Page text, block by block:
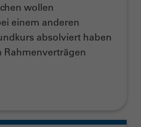
wollen
einem anderen
absolviert haben
Rahmenverträgen